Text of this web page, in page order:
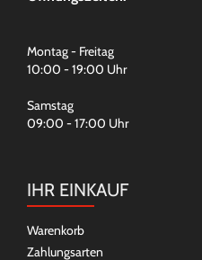
Montag - Freitag
10:00 - 19:00 Uhr
Samstag
09:00 - 17:00 Uhr
IHR EINKAUF
Warenkorb
Zahlungsarten